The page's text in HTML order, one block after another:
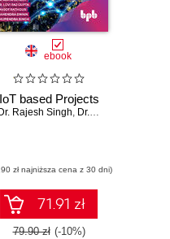
Gupta
ebook
IoT based Projects
Dr. Rajesh Singh, Dr. Anita Gehlot
zł najniższa cena z 30 dni)
71.91 zł
79.90 zł (-10%)